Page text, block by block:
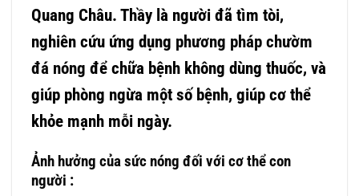
Quang Châu. Thầy là người đã tìm tòi,
nghiên cứu ứng dụng phương pháp chườm
đá nóng để chữa bệnh không dùng thuốc, và
giúp phòng ngừa một số bệnh, giúp cơ thể
khỏe mạnh mỗi ngày.
Ảnh hưởng của sức nóng đối với cơ thể con
người :